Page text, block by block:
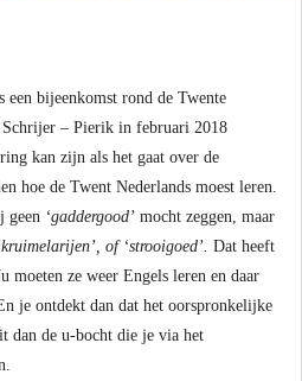
een bijeenkomst rond de Twente
– Pierik in februari 2018
kan zijn als het gaat over de
hoe de Twent Nederlands moest leren.
geen ‘gaddergood’ mocht zeggen, maar
of ‘strooigoed’. Dat heeft
moeten ze weer Engels leren en daar
je ontdekt dan dat het oorspronkelijke
dan de u-bocht die je via het